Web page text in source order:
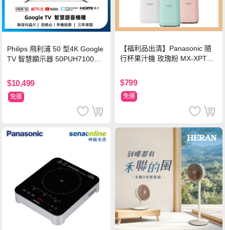
Philips 飛利浦 50 型4K Google
TV 智慧顯示器 50PUH7100
$10,499
免運
【福利品出清】Panasonic 隨
行杯果汁機 玫瑰粉 MX-XPT10
$799
免運